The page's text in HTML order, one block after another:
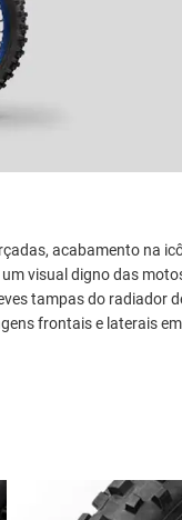
acabamento na
visual digno das
tampas do radiador
frontais e laterais